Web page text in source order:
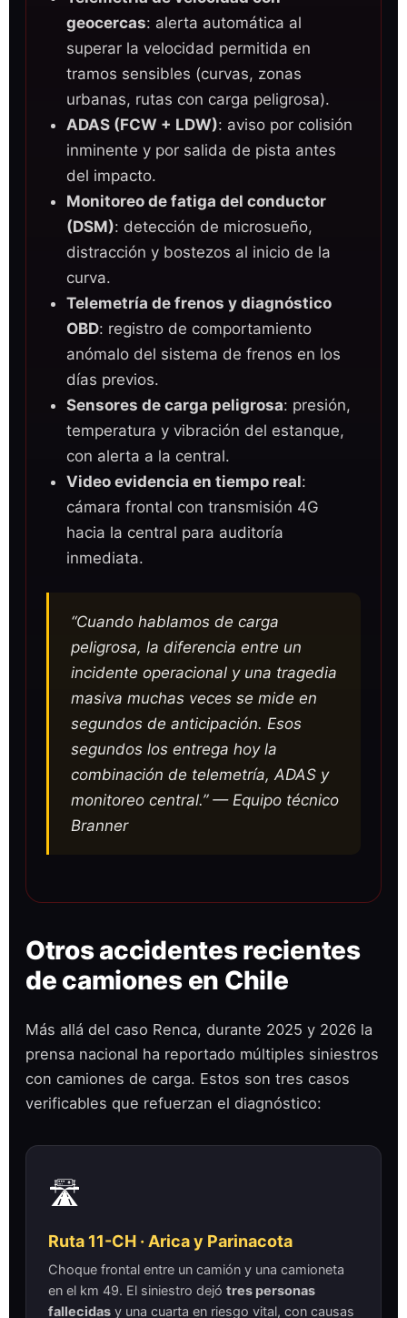
geocercas: alerta automática al
superar la velocidad permitida en
tramos sensibles (curvas, zonas
urbanas, rutas con carga peligrosa).
ADAS (FCW + LDW): aviso por colisión
inminente y por salida de pista antes
del impacto.
Monitoreo de fatiga del conductor
(DSM): detección de microsueño,
distracción y bostezos al inicio de la
curva.
Telemetría de frenos y diagnóstico
OBD: registro de comportamiento
anómalo del sistema de frenos en los
días previos.
Sensores de carga peligrosa: presión,
temperatura y vibración del estanque,
con alerta a la central.
Video evidencia en tiempo real:
cámara frontal con transmisión 4G
hacia la central para auditoría
inmediata.
“Cuando hablamos de carga
peligrosa, la diferencia entre un
incidente operacional y una tragedia
masiva muchas veces se mide en
segundos de anticipación. Esos
segundos los entrega hoy la
combinación de telemetría, ADAS y
monitoreo central.” — Equipo técnico
Branner
Otros accidentes recientes
de camiones en Chile
Más allá del caso Renca, durante 2025 y 2026 la
prensa nacional ha reportado múltiples siniestros
con camiones de carga. Estos son tres casos
verificables que refuerzan el diagnóstico:
🛣️
Ruta 11-CH · Arica y Parinacota
Choque frontal entre un camión y una camioneta
en el km 49. El siniestro dejó tres personas
fallecidas y una cuarta en riesgo vital, con causas